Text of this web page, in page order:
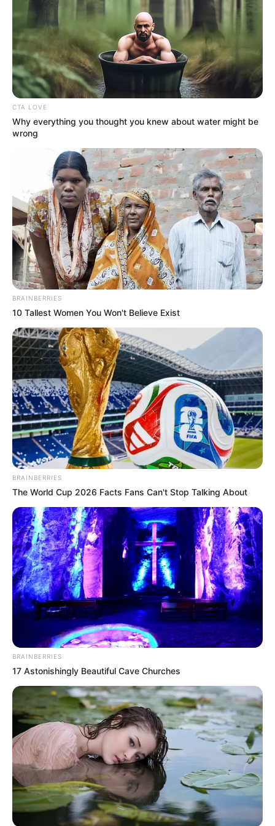
SHARE THIS Share it Tweet
CTA LOVE
Why everything you thought you knew about water might be
wrong
BRAINBERRIES
10 Tallest Women You Won't Believe Exist
BRAINBERRIES
The World Cup 2026 Facts Fans Can't Stop Talking About
BRAINBERRIES
17 Astonishingly Beautiful Cave Churches